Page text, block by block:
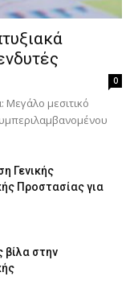
0
μεσιτικό
Γενικής
Προστασίας για
βίλα στην